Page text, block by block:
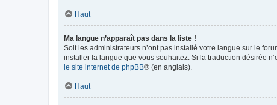
Haut
Ma langue n’apparaît pas dans la liste !
Soit les administrateurs n’ont pas installé votre langue sur le
installer la langue que vous souhaitez. Si la traduction désirée
le site internet de phpBB® (en anglais).
Haut